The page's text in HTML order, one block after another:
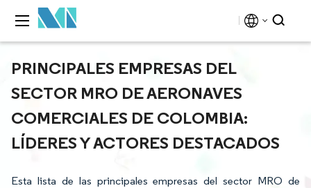
PRINCIPALES EMPRESAS DEL
SECTOR MRO DE AERONAVES
COMERCIALES DE COLOMBIA:
LÍDERES Y ACTORES DESTACADOS
Esta lista de las principales empresas del sector MRO de